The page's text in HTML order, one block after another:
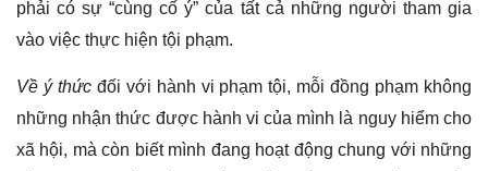
phải có sự “cùng cố ý” của tất cả những người tham gia
vào việc thực hiện tội phạm.
Về ý thức đối với hành vi phạm tội, mỗi đồng phạm không
những nhận thức được hành vi của mình là nguy hiểm cho
xã hội, mà còn biết mình đang hoạt động chung với những